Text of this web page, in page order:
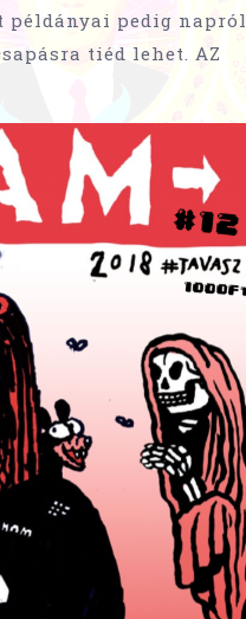
példányai pedig napról
tiéd lehet. AZ